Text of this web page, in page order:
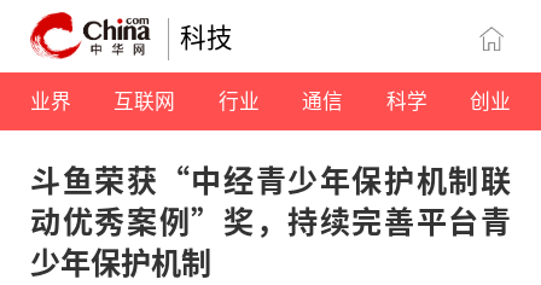
科技
业界 互联网 行业 通信 科学 创业
斗鱼荣获“中经青少年保护机制联
动优秀案例”奖，持续完善平台青
少年保护机制